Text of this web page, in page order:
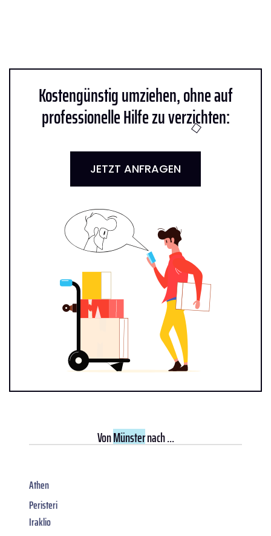
Kostengünstig umziehen, ohne auf
professionelle Hilfe zu verzichten:
JETZT ANFRAGEN
VonMünsternach ...
Athen
Peristeri
Iraklio